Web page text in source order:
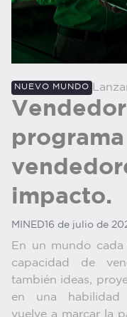
NUEVO MUNDO
Vendedor
impacto.
MINED16 de julio de
En un mundo
capacidad de
también ideas,
en una habilidad
vuelve a marcar la